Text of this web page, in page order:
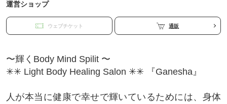
運営ショップ
ウェブチケット 通販
〜輝くBody Mind Spilit 〜
✳︎✳︎ Light Body Healing Salon ✳︎✳︎ 『Ganesha』
人が本当に健康で幸せで輝いているためには、身体